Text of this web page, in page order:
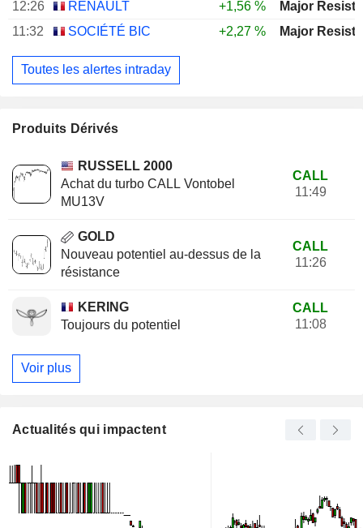
12:26
RENAULT
+1,56 %
11:32
SOCIÉTÉ BIC +2,27 %
Toutes les alertes intraday
Produits Dérivés
RUSSELL 2000
Achat du turbo CALL Vontobel
MU13V
CALL
11:49
GOLD
Nouveau potentiel au-dessus de la
résistance
CALL
11:26
KERING
Toujours du potentiel
CALL
11:08
Voir plus
Actualités qui impactent